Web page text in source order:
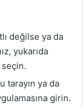
değilse ya da
yukarıda
tarayın ya da
girin.